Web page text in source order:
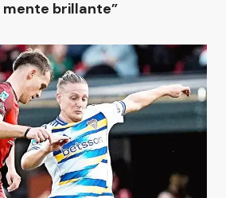
mente brillante”